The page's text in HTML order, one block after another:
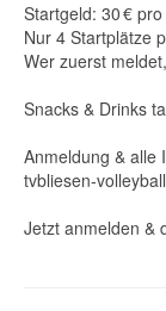
Startgeld: 30 €
Nur 4 Startplätze
Wer zuerst
Snacks & Drinks
Anmeldung & alle
tvbliesen-
Jetzt anmelden &